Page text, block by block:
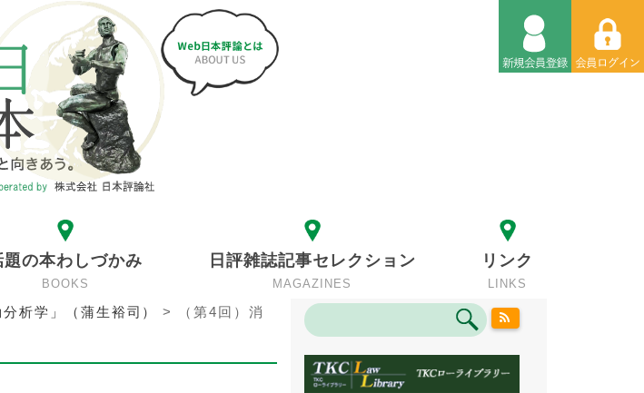
題の本わしづかみ
BOOKS
日評雑誌記事セレクション
MAGAZINES
リンク
LINKS
析学」（蒲生裕司） >
（第4回）消